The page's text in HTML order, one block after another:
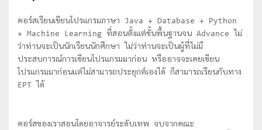
คอร์สเรียนเขียนโปรแกรมภาษา Java + Database + Python
+ Machine Learning ที่สอนตั้งแต่ขั้นพื้นฐานจน Advance ไม่
ว่าท่านจะเป็นนักเรียนนักศึกษา ไม่ว่าท่านจะเป็นผู้ที่ไม่มี
ประสบการณ์การเขียนโปรแกรมมาก่อน หรืออาจจะเคยเขียน
โปรแกรมมาก่อนแต่ไม่สามารถประยุกต์เองได้ ก็สามารถเรียนกับทาง
EPT ได้
คอร์สของเราสอนโดยอาจารย์ระดับเทพ จบจากคณะ